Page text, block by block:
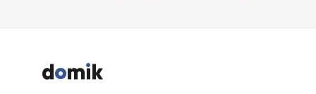


